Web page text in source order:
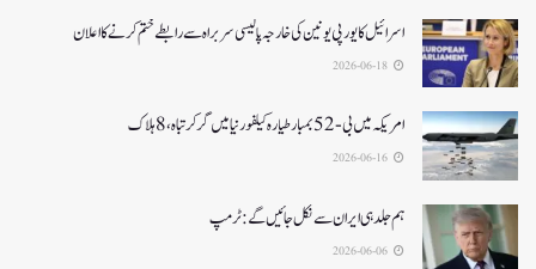
اسرائیل کا یورپی یونین کی خارجہ پالیسی سربراہ سے رابطے ختم کرنے کا اعلان
امریکہ میں بی-52بمبار طیارہ کیلفورنیا میں گر کر تباہ، 8ہلاک
ہم جلد ہی ایران سے نکل جائیں گے:ٹرمپ